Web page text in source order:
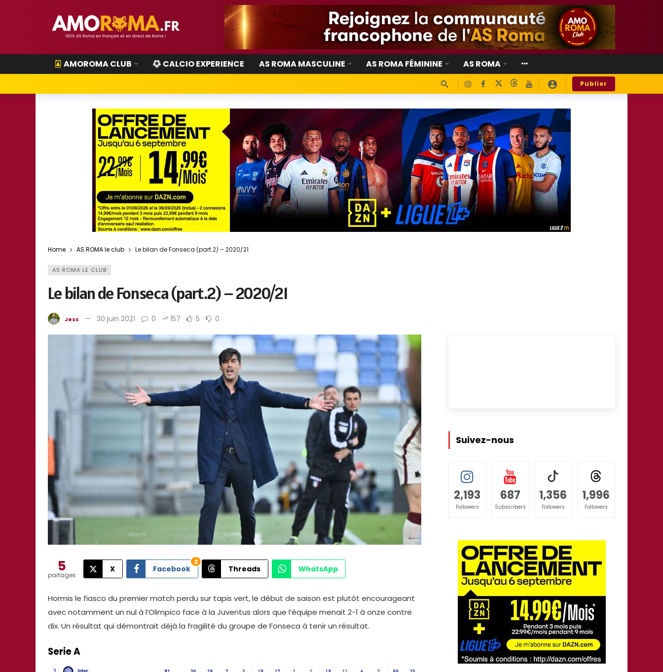
AMOROMA CLUB CALCIO EXPERIENCE AS ROMA MASCULINE AS ROMA FÉMININE AS ROMA
Publier
Home AS ROMA le club Le bilan de Fonseca (part.2) – 2020/21
AS ROMA LE CLUB
Le bilan de Fonseca (part.2) – 2020/21
Jess 30 juin 2021 0 157 5 0
5
partages
X Facebook
2
Threads WhatsApp
Hormis le fiasco du premier match perdu sur tapis vert, le début de saison est plutôt encourageant
avec notamment un nul à l’Olimpico face à la Juventus alors que l’équipe menait 2-1 à onze contre
dix. Un résultat qui démontrait déjà la fragilité du groupe de Fonseca à tenir un résultat.
Serie A
Suivez-nous
2,193
Followers
687
Subscribers
1,356
Followers
1,996
Followers